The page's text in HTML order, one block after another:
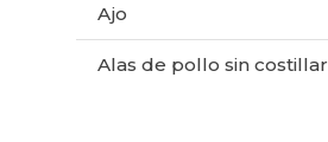
Ajo
Alas de pollo sin costillar